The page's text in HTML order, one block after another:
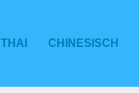
THAI CHINESISCH